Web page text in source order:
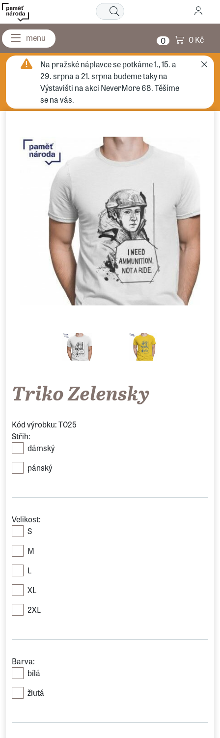
0 0 Kč
Na pražské náplavce se potkáme 1., 15. a
29. srpna a 21. srpna budeme taky na
Výstavišti na akci NeverMore 68. Těšíme
se na vás.
Triko Zelensky
Kód výrobku: T025
Střih:
dámský
pánský
Velikost:
S
M
L
XL
2XL
Barva:
bílá
žlutá